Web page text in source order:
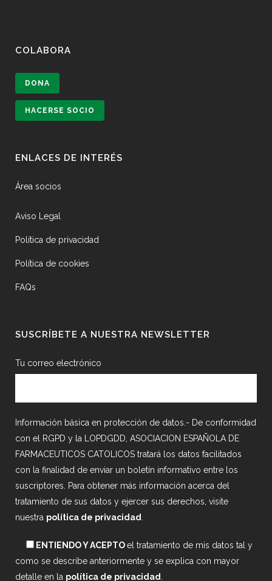
COLABORA
DONA
HACERSE SOCIO
ENLACES DE INTERÉS
Área socios
Aviso Legal
Política de privacidad
Política de cookies
FAQs
SUSCRÍBETE A NUESTRA NEWSLETTER
Tu correo electrónico
Información básica en protección de datos.- De conformidad
con el RGPD y la LOPDGDD, ASOCIACION ESPAÑOLA DE
FARMACEUTICOS CATOLICOS tratará los datos facilitados
con la finalidad de enviar un boletín informativo entre los
suscriptores. Para obtener más información acerca del
tratamiento de sus datos y ejercer sus derechos, visite
nuestra política de privacidad
ENTIENDO Y ACEPTOel tratamiento de mis datos tal y
como se describe anteriormente y se explica con mayor
detalle en la política de privacidad